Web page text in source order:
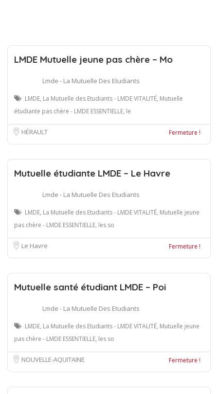
LMDE Mutuelle jeune pas chère – Mo
Lmde - La Mutuelle Des Etudiants
LMDE, La Mutuelle des Etudiants - LMDE VITALITÉ, Mutuelle
étudiante pas chère - LMDE ESSENTIELLE, le
HÉRAULT Fermeture !
Mutuelle étudiante LMDE – Le Havre
Lmde - La Mutuelle Des Etudiants
LMDE, La Mutuelle des Etudiants - LMDE VITALITÉ, Mutuelle jeune
pas chère - LMDE ESSENTIELLE, les so
Le Havre Fermeture !
Mutuelle santé étudiant LMDE – Poi
Lmde - La Mutuelle Des Etudiants
LMDE, La Mutuelle des Etudiants - LMDE VITALITÉ, Mutuelle jeune
pas chère - LMDE ESSENTIELLE, les so
NOUVELLE-AQUITAINE Fermeture !